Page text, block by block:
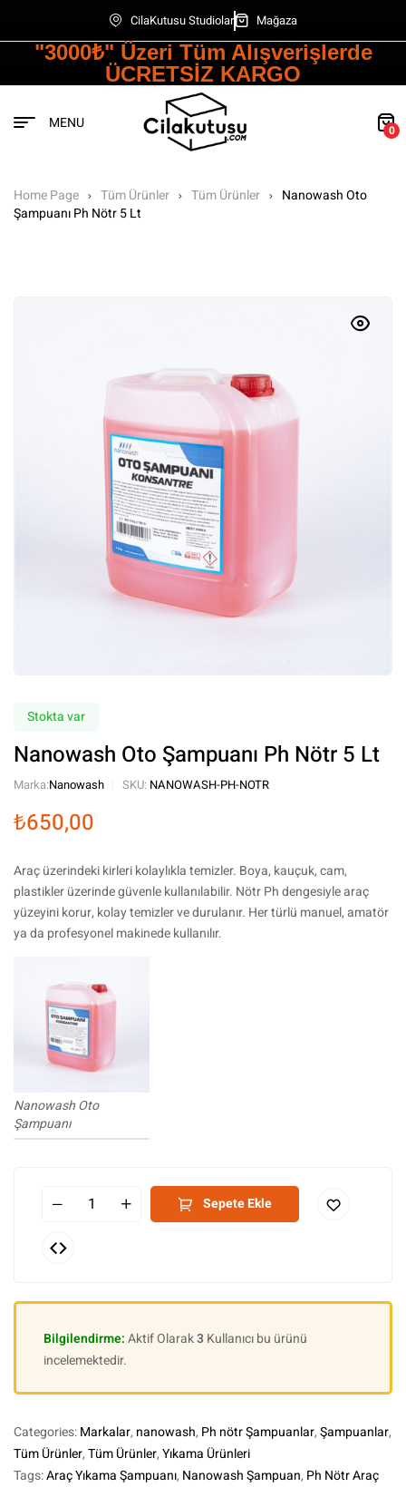
CilaKutusu Studiolar Mağaza
"3000₺" Üzeri Tüm Alışverişlerde
ÜCRETSİZ KARGO
MENU 0
Home Page Tüm Ürünler Tüm Ürünler
Nanowash Oto
Şampuanı Ph Nötr 5 Lt
Stokta var
Nanowash Oto Şampuanı Ph Nötr 5 Lt
Marka:Nanowash SKU: NANOWASH-PH-NOTR
₺650,00
Araç üzerindeki kirleri kolaylıkla temizler. Boya, kauçuk, cam,
plastikler üzerinde güvenle kullanılabilir. Nötr Ph dengesiyle araç
yüzeyini korur, kolay temizler ve durulanır. Her türlü manuel, amatör
ya da profesyonel makinede kullanılır.
Nanowash Oto
Şampuanı
Sepete Ekle
Bilgilendirme:Aktif Olarak3Kullanıcı bu ürünü
incelemektedir.
Categories:Markalar, nanowash, Ph nötr Şampuanlar,Şampuanlar,
Tüm Ürünler,Tüm Ürünler,Yıkama Ürünleri
Tags:Araç Yıkama Şampuanı, Nanowash Şampuan, Ph Nötr Araç